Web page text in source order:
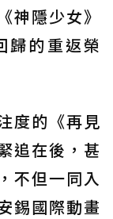
神隱少女》
歸的重返榮
度的《再見
追在後，甚
不但一同入
錫國際動畫